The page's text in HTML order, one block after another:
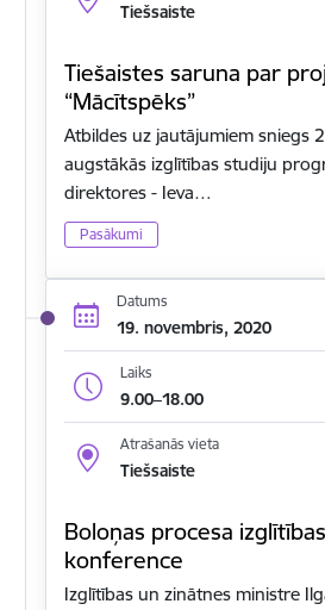
Tiešsaiste
Tiešaistes saruna par
“Mācītspēks”
Atbildes uz jautājumiem sniegs
augstākās izglītības studiju
direktores - Ieva…
Pasākumi
Datums
19. novembris, 2020
Laiks
9.00–18.00
Atrašanās vieta
Tiešsaiste
Boloņas procesa
konference
Izglītības un zinātnes ministre